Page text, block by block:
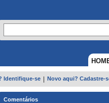
Identifique-se Novo aqui? Cadastre-
Comentários